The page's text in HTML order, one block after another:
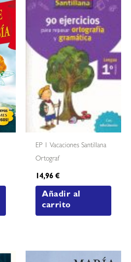
EP 1 Vacaciones Santillana
Ortograf
14,96€
Añadir al
carrito